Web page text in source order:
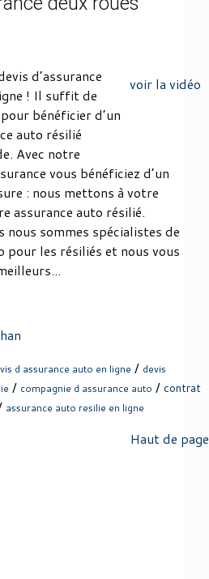
voir la vidéo
d’assurance
! Il suffit de
bénéficier d’un
auto résilié
Avec notre
vous bénéficiez d’un
: nous mettons à votre
assurance auto résilié.
nous sommes spécialistes de
pour les résiliés et nous vous
d assurance auto en ligne / devis
/ compagnie d assurance auto / contrat
assurance auto resilie en ligne
Haut de page